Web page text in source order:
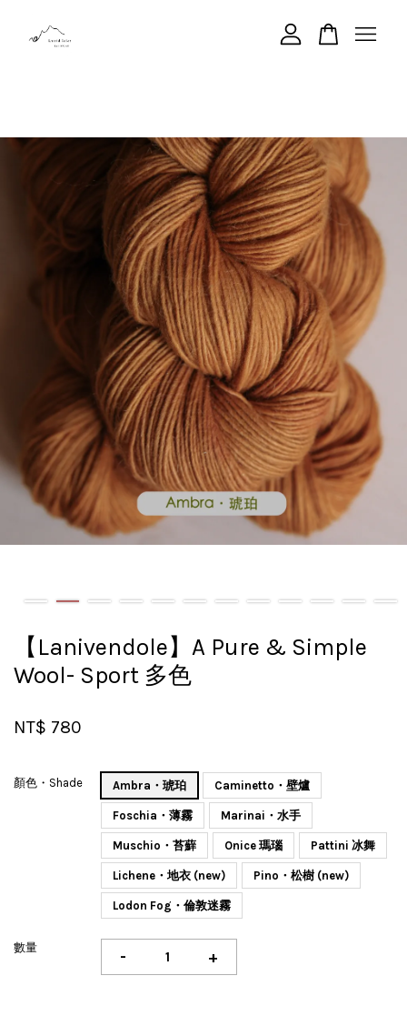
【Lanivendole】A Pure & Simple
Wool- Sport 多色
NT$ 780
顏色・Shade Ambra・琥珀 Caminetto・壁爐
Foschia・薄霧 Marinai・水手
Muschio・苔蘚 Onice 瑪瑙 Pattini 冰舞
Lichene・地衣 (new) Pino・松樹 (new)
Lodon Fog・倫敦迷霧
數量 - +
繼續購物